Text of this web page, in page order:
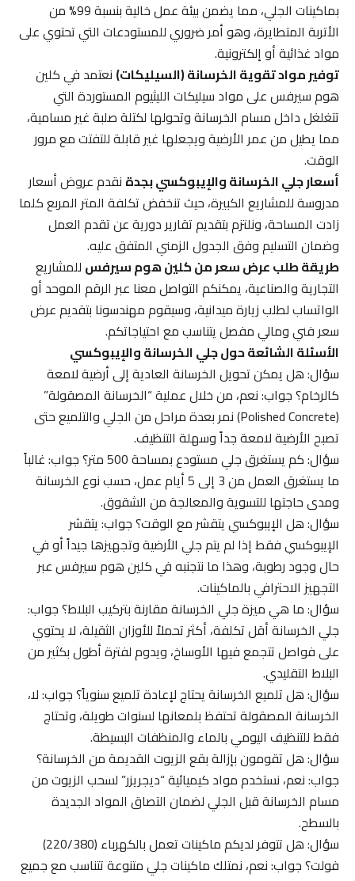
بماكينات الجلي، مما يضمن بيئة عمل خالية بنسبة 99% من
الأتربة المتطايرة، وهو أمر ضروري للمستودعات التي تحتوي على
مواد غذائية أو إلكترونية.
توفير مواد تقوية الخرسانة (السيليكات)نعتمد في كلين
هوم سيرفس على مواد سيليكات الليثيوم المستوردة التي
تتغلغل داخل مسام الخرسانة وتحولها لكتلة صلبة غير مسامية،
مما يطيل من عمر الأرضية ويجعلها غير قابلة للتفتت مع مرور
الوقت.
أسعار جلي الخرسانة والإيبوكسي بجدةنقدم عروض أسعار
مدروسة للمشاريع الكبيرة، حيث تنخفض تكلفة المتر المربع كلما
زادت المساحة، ونلتزم بتقديم تقارير دورية عن تقدم العمل
وضمان التسليم وفق الجدول الزمني المتفق عليه.
طريقة طلب عرض سعر من كلين هوم سيرفسللمشاريع
التجارية والصناعية، يمكنكم التواصل معنا عبر الرقم الموحد أو
الواتساب لطلب زيارة ميدانية، وسيقوم مهندسونا بتقديم عرض
سعر فني ومالي مفصل يتناسب مع احتياجاتكم.
الأسئلة الشائعة حول جلي الخرسانة والإيبوكسي
سؤال: هل يمكن تحويل الخرسانة العادية إلى أرضية لامعة
كالرخام؟ جواب: نعم، من خلال عملية “الخرسانة المصقولة”
(Polished Concrete) نمر بعدة مراحل من الجلي والتلميع حتى
تصبح الأرضية لامعة جداً وسهلة التنظيف.
سؤال: كم يستغرق جلي مستودع بمساحة 500 متر؟ جواب: غالباً
ما يستغرق العمل من 3 إلى 5 أيام عمل، حسب نوع الخرسانة
ومدى حاجتها للتسوية والمعالجة من الشقوق.
سؤال: هل الإيبوكسي يتقشر مع الوقت؟ جواب: يتقشر
الإيبوكسي فقط إذا لم يتم جلي الأرضية وتجهيزها جيداً أو في
حال وجود رطوبة، وهذا ما نتجنبه في كلين هوم سيرفس عبر
التجهيز الاحترافي بالماكينات.
سؤال: ما هي ميزة جلي الخرسانة مقارنة بتركيب البلاط؟ جواب:
جلي الخرسانة أقل تكلفة، أكثر تحملاً للأوزان الثقيلة، لا يحتوي
على فواصل تتجمع فيها الأوساخ، ويدوم لفترة أطول بكثير من
البلاط التقليدي.
سؤال: هل تلميع الخرسانة يحتاج لإعادة تلميع سنوياً؟ جواب: لا،
الخرسانة المصقولة تحتفظ بلمعانها لسنوات طويلة، وتحتاج
فقط للتنظيف اليومي بالماء والمنظفات البسيطة.
سؤال: هل تقومون بإزالة بقع الزيوت القديمة من الخرسانة؟
جواب: نعم، نستخدم مواد كيميائية “ديجريزر” لسحب الزيوت من
مسام الخرسانة قبل الجلي لضمان التصاق المواد الجديدة
بالسطح.
سؤال: هل تتوفر لديكم ماكينات تعمل بالكهرباء (220/380)
فولت؟ جواب: نعم، نمتلك ماكينات جلي متنوعة تتناسب مع جميع